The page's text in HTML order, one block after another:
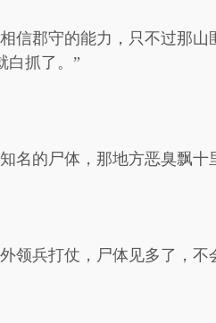
信郡守的能力，只不过那
白抓了。”
名的尸体，那地方恶臭飘
领兵打仗，尸体见多了，